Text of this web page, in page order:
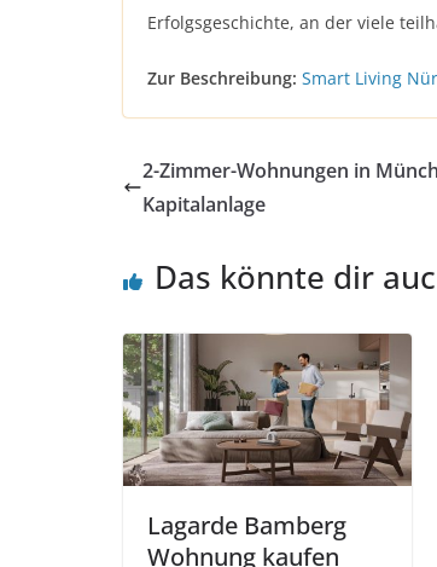
Erfolgsgeschichte, an der viele
Zur Beschreibung: Smart Living
2-Zimmer-Wohnungen in
Kapitalanlage
Das könnte dir
Lagarde Bamberg
Wohnung kaufen